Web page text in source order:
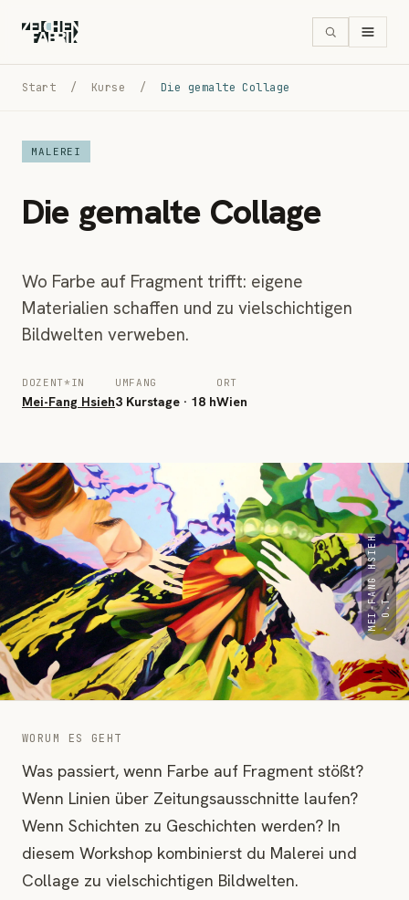
Start / Kurse / Die gemalte Collage
MALEREI
Die gemalte Collage
Wo Farbe auf Fragment trifft: eigene
Materialien schaffen und zu vielschichtigen
Bildwelten verweben.
DOZENT*IN
Mei-Fang Hsieh
UMFANG
3 Kurstage · 18 h
ORT
Wien
M
E
I
-
FA
N
G
H
S
I
E
H
·
O
.
T.
WORUM ES GEHT
Was passiert, wenn Farbe auf Fragment stößt?
Wenn Linien über Zeitungsausschnitte laufen?
Wenn Schichten zu Geschichten werden? In
diesem Workshop kombinierst du Malerei und
Collage zu vielschichtigen Bildwelten.